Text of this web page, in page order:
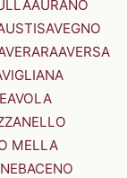
AURANO
AVEGNO
AVERSA
AVOLA
MELLA
BACENO